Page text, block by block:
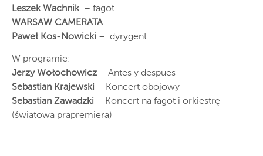
Leszek Wachnik – fagot
WARSAW CAMERATA
Paweł Kos-Nowicki – dyrygent
W programie:
Jerzy Wołochowicz – Antes y despues
Sebastian Krajewski – Koncert obojowy
Sebastian Zawadzki – Koncert na fagot i orkiestrę
(światowa prapremiera)